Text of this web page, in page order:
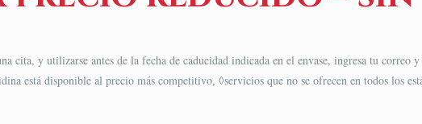
cita, y utilizarse antes de la fecha de caducidad indicada en el envase, ingresa tu correo y
está disponible al precio más competitivo, ◊servicios que no se ofrecen en todos los